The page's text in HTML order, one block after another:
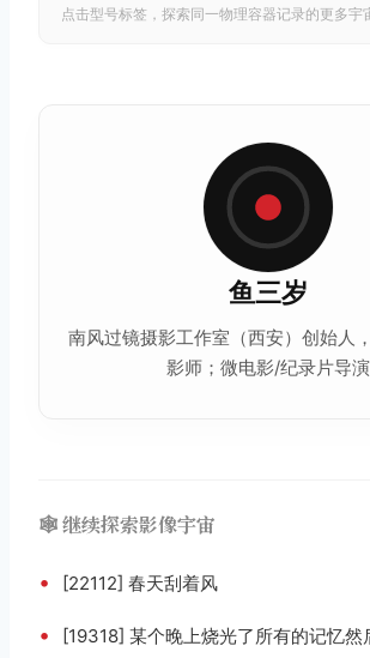
点击型号标签，探索同一物理容器记录的更多宇
鱼三岁
南风过镜摄影工作室（西安）创始人
影师；微电影/纪录片导演
🕸️ 继续探索影像宇宙
• [22112] 春天刮着风
• [19318] 某个晚上烧光了所有的记忆然